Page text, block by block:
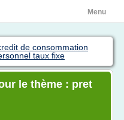
Menu
de consommation
taux fixe
le thème : pret